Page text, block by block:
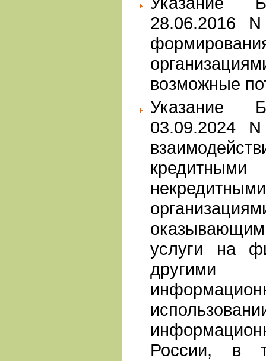
28.06.2016
возможные
Указание
03.09.2024
услуги на
другими
России, в